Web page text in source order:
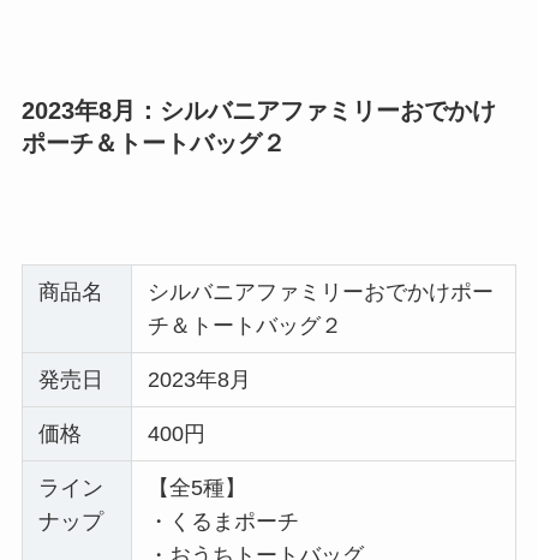
2023年8月：シルバニアファミリーおでかけ
ポーチ＆トートバッグ２
商品名
シルバニアファミリーおでかけポー
チ＆トートバッグ２
発売日 2023年8月
価格 400円
ライン
ナップ
【全5種】
・くるまポーチ
・おうちトートバッグ